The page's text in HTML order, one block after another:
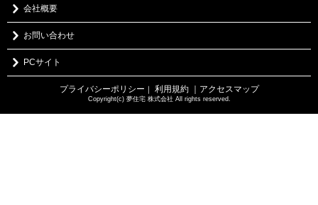
会社概要
お問い合わせ
PCサイト
プライバシーポリシー ｜ 利用規約 ｜アクセスマップ
Copyright(c) 夢住宅 株式会社 All rights reserved.